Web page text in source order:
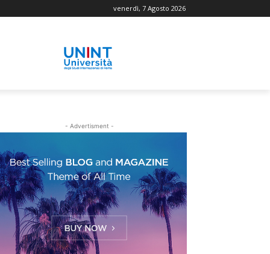
venerdì, 7 Agosto 2026
- Advertisment -